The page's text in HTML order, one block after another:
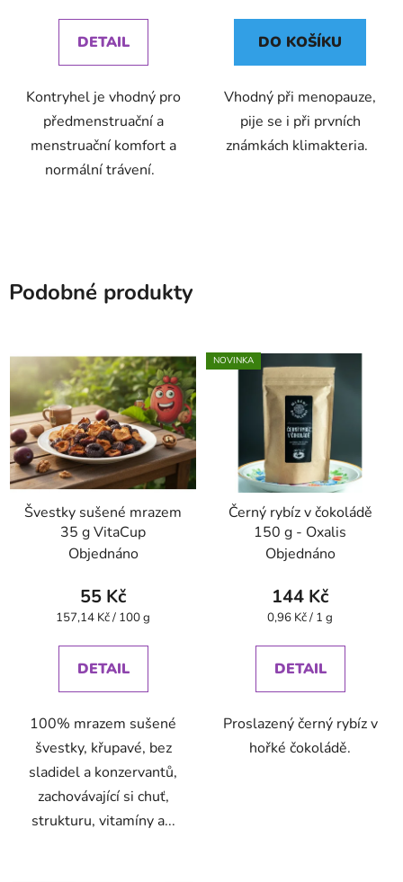
DETAIL
Kontryhel je vhodný pro
předmenstruační a
menstruační komfort a
normální trávení.
DO KOŠÍKU
Vhodný při menopauze,
pije se i při prvních
známkách klimakteria.
Podobné produkty
Švestky sušené mrazem
35 g VitaCup
Objednáno
55 Kč
Měrná
157,14 Kč / 100 g
DETAIL
100% mrazem sušené
švestky, křupavé, bez
sladidel a konzervantů,
zachovávající si chuť,
strukturu, vitamíny a...
NOVINKA
Černý rybíz v čokoládě
150 g - Oxalis
Objednáno
144 Kč
Měrná
0,96 Kč / 1 g
DETAIL
Proslazený černý rybíz v
hořké čokoládě.